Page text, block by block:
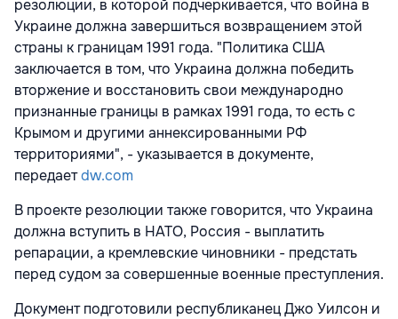
резолюции, в которой подчеркивается, что война в
Украине должна завершиться возвращением этой
страны к границам 1991 года. "Политика США
заключается в том, что Украина должна победить
вторжение и восстановить свои международно
признанные границы в рамках 1991 года, то есть с
Крымом и другими аннексированными РФ
территориями", - указывается в документе,
передаетdw.com
В проекте резолюции также говорится, что Украина
должна вступить в НАТО, Россия - выплатить
репарации, а кремлевские чиновники - предстать
перед судом за совершенные военные преступления.
Документ подготовили республиканец Джо Уилсон и